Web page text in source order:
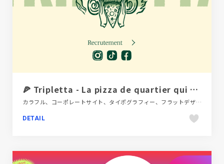
🍕 Tripletta - La pizza de quartier qui a du caractère
カラフル、コーポレートサイト、タイポグラフィー、フラットデザイン、ポップ、飲食店・グルメ・ウェディング
DETAIL